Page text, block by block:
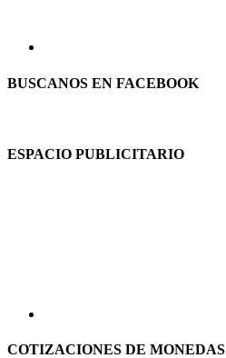
BUSCANOS EN FACEBOOK
ESPACIO PUBLICITARIO
COTIZACIONES DE MONEDAS